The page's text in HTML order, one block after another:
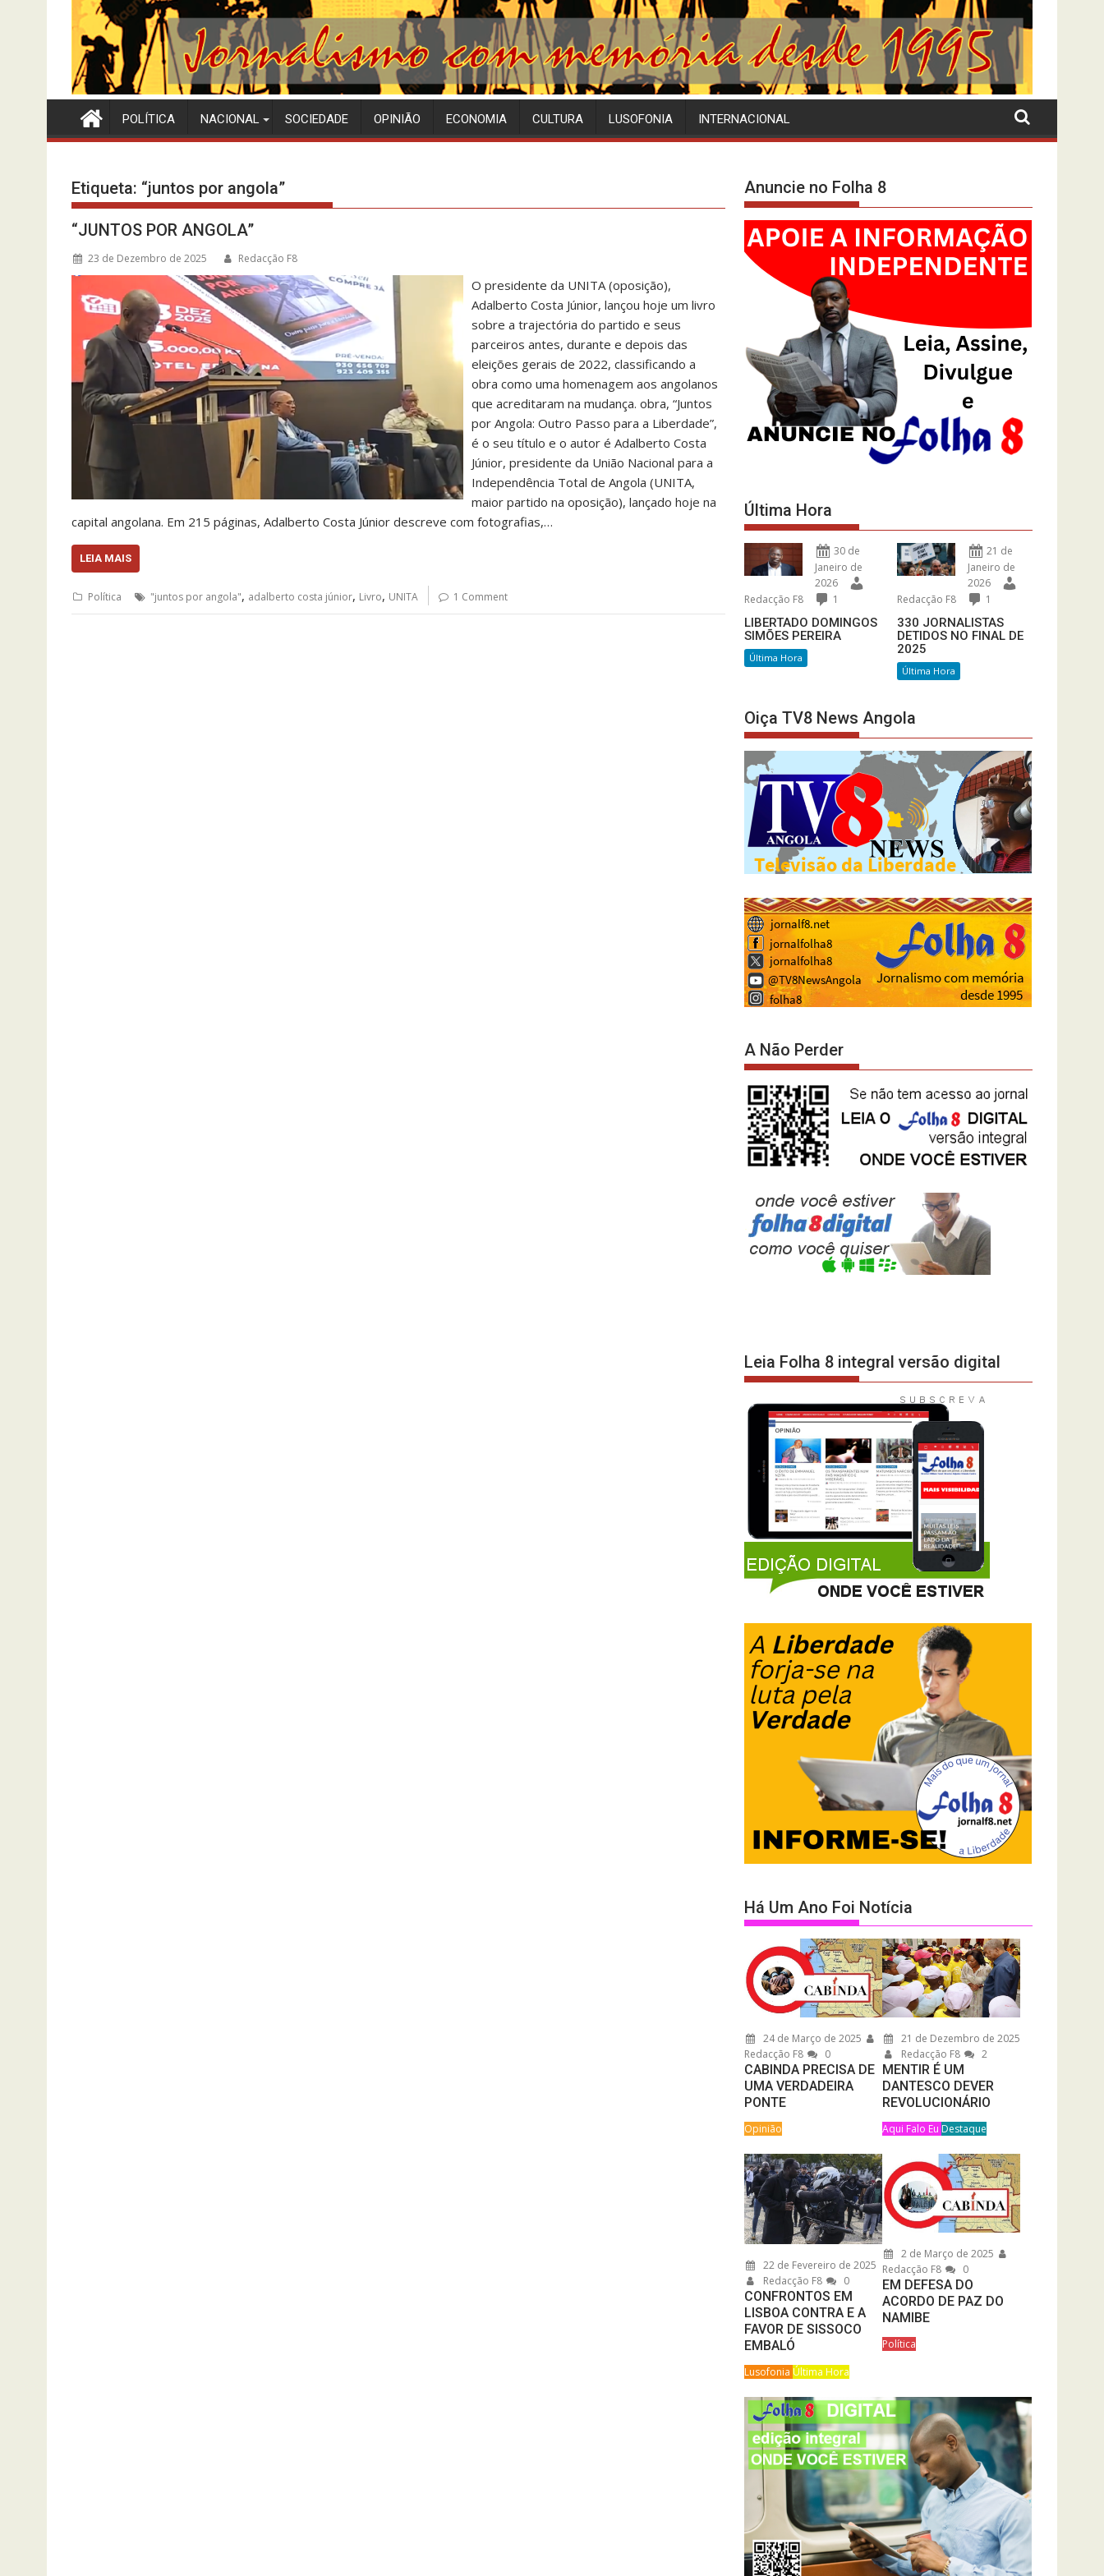
POLÍTICA NACIONAL SOCIEDADE OPINIÃO ECONOMIA CULTURA LUSOFONIA INTERNACIONAL
Etiqueta: “juntos por angola”
“JUNTOS POR ANGOLA”
23 de Dezembro de 2025 Redacção F8
O presidente da UNITA (oposição),
Adalberto Costa Júnior, lançou hoje um livro
sobre a trajectória do partido e seus
parceiros antes, durante e depois das
eleições gerais de 2022, classificando a
obra como uma homenagem aos angolanos
que acreditaram na mudança. obra, “Juntos
por Angola: Outro Passo para a Liberdade”,
é o seu título e o autor é Adalberto Costa
Júnior, presidente da União Nacional para a
Independência Total de Angola (UNITA,
maior partido na oposição), lançado hoje na
capital angolana. Em 215 páginas, Adalberto Costa Júnior descreve com fotografias,…
LEIA MAIS
Política "juntos por angola", adalberto costa júnior, Livro, UNITA 1 Comment
Anuncie no Folha 8
Última Hora
30 de
Janeiro de
2026
Redacção F8
1
LIBERTADO DOMINGOS
SIMÕES PEREIRA
Última Hora
21 de
Janeiro de
2026
Redacção F8
1
330 JORNALISTAS
DETIDOS NO FINAL DE
2025
Última Hora
Oiça TV8 News Angola
A Não Perder
Leia Folha 8 integral versão digital
Há Um Ano Foi Notícia
24 de Março de 2025
Redacção F8
0
CABINDA PRECISA DE
UMA VERDADEIRA
PONTE
Opinião
21 de Dezembro de 2025
Redacção F8
2
MENTIR É UM
DANTESCO DEVER
REVOLUCIONÁRIO
Aqui Falo Eu Destaque
22 de Fevereiro de 2025
Redacção F8
0
CONFRONTOS EM
LISBOA CONTRA E A
FAVOR DE SISSOCO
EMBALÓ
Lusofonia Última Hora
2 de Março de 2025
Redacção F8
0
EM DEFESA DO
ACORDO DE PAZ DO
NAMIBE
Política